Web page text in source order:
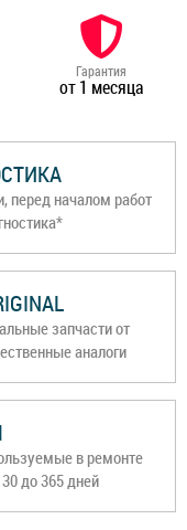
Гарантия
от 1 месяца
перед началом работ
запчасти от
аналоги
в ремонте
до 365 дней